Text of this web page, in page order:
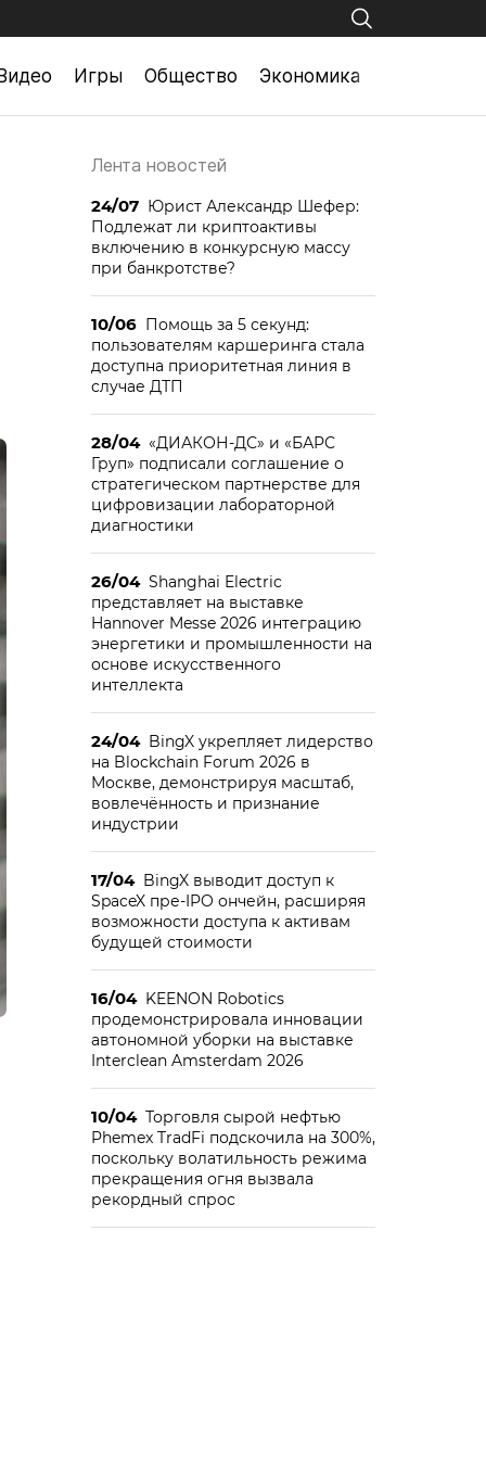
Игры Общество Экономика
Лента новостей
24/07 Юрист Александр Шефер:
Подлежат ли криптоактивы
включению в конкурсную массу
при банкротстве?
10/06 Помощь за 5 секунд:
пользователям каршеринга стала
доступна приоритетная линия в
случае ДТП
28/04 «ДИАКОН-ДС» и «БАРС
Груп» подписали соглашение о
стратегическом партнерстве для
цифровизации лабораторной
диагностики
26/04 Shanghai Electric
представляет на выставке
Hannover Messe 2026 интеграцию
энергетики и промышленности на
основе искусственного
интеллекта
24/04 BingX укрепляет лидерство
на Blockchain Forum 2026 в
Москве, демонстрируя масштаб,
вовлечённость и признание
индустрии
17/04 BingX выводит доступ к
SpaceX пре-IPO ончейн, расширяя
возможности доступа к активам
будущей стоимости
16/04 KEENON Robotics
продемонстрировала инновации
автономной уборки на выставке
Interclean Amsterdam 2026
10/04 Торговля сырой нефтью
Phemex TradFi подскочила на 300%,
поскольку волатильность режима
прекращения огня вызвала
рекордный спрос